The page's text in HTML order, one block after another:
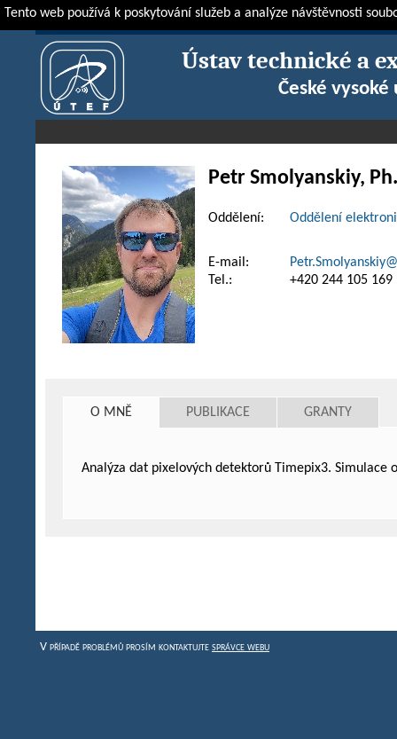
ÚTEF O ústavu Zaměstnanci Petr Smolyanskiy, Ph.D.
Ústav technické a
České
Petr Smolyanskiy,
Oddělení: Oddělení
E-mail:
Tel.:
+420 244 105 169
O MNĚ PUBLIKACE GRANTY
Analýza dat pixelových detektorů Timepix3. Simulace
V případě problémů prosím kontaktujte správce webu
Tento web používá k poskytování služeb a analýze návštěvnosti